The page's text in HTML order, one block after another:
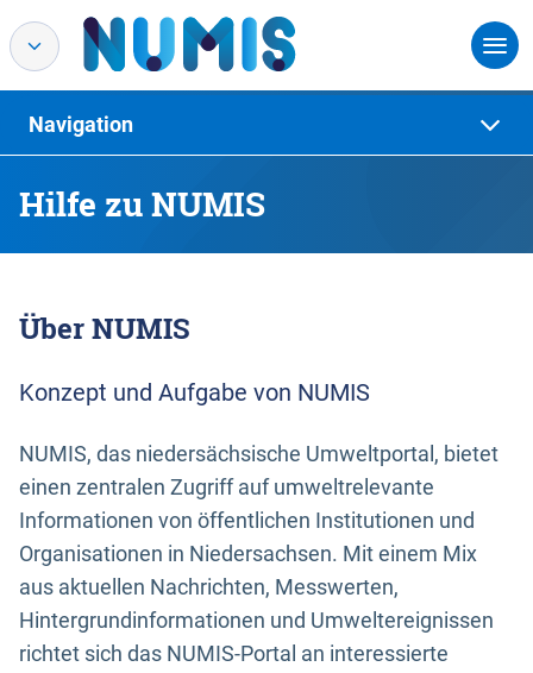
Hilfe zu NUMIS
Navigation
Über NUMIS
Konzept und Aufgabe von NUMIS
NUMIS, das niedersächsische Umweltportal, bietet
einen zentralen Zugriff auf umweltrelevante
Informationen von öffentlichen Institutionen und
Organisationen in Niedersachsen. Mit einem Mix
aus aktuellen Nachrichten, Messwerten,
Hintergrundinformationen und Umweltereignissen
richtet sich das NUMIS-Portal an interessierte